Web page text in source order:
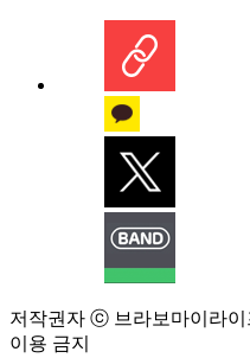
저작권자 ⓒ 브라보마이라
이용 금지